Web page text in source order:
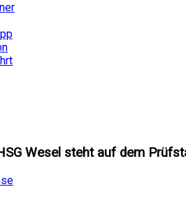
Wesel steht auf dem